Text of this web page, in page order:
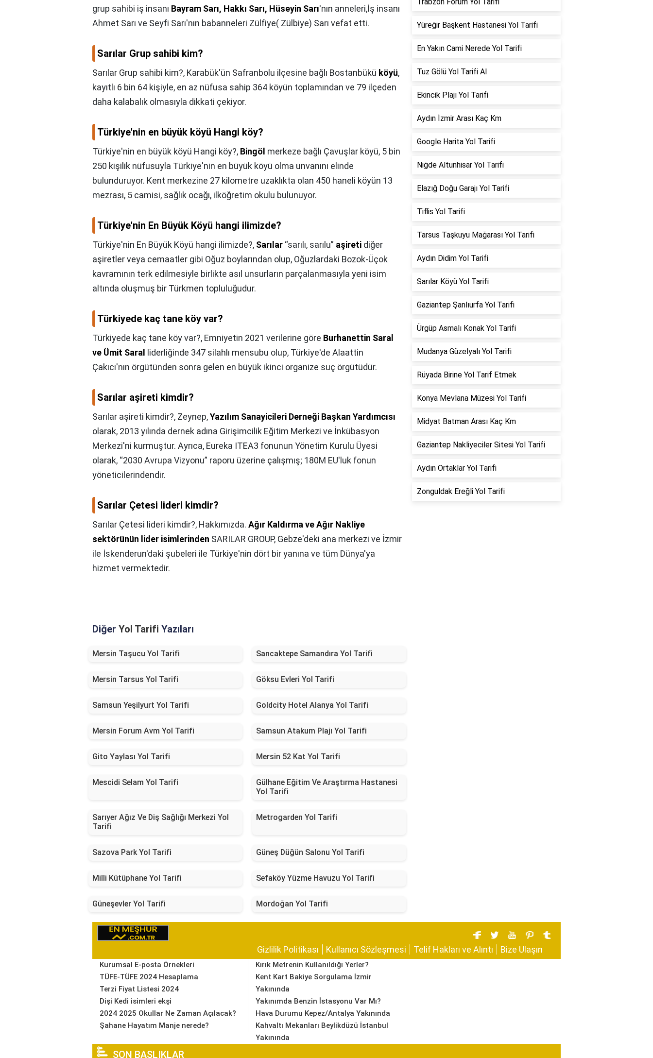
grup sahibi iş insanı Bayram Sarı, Hakkı Sarı, Hüseyin Sarı'nın anneleri,İş insanı
Ahmet Sarı ve Seyfi Sarı'nın babanneleri Zülfiye( Zülbiye) Sarı vefat etti.
Sarılar Grup sahibi kim?
Sarılar Grup sahibi kim?, Karabük'ün Safranbolu ilçesine bağlı Bostanbükü köyü,
kayıtlı 6 bin 64 kişiyle, en az nüfusa sahip 364 köyün toplamından ve 79 ilçeden
daha kalabalık olmasıyla dikkati çekiyor.
Türkiye'nin en büyük köyü Hangi köy?
Türkiye'nin en büyük köyü Hangi köy?, Bingöl merkeze bağlı Çavuşlar köyü, 5 bin
250 kişilik nüfusuyla Türkiye'nin en büyük köyü olma unvanını elinde
bulunduruyor. Kent merkezine 27 kilometre uzaklıkta olan 450 haneli köyün 13
mezrası, 5 camisi, sağlık ocağı, ilköğretim okulu bulunuyor.
Türkiye'nin En Büyük Köyü hangi ilimizde?
Türkiye'nin En Büyük Köyü hangi ilimizde?, Sarılar “sarılı, sarılu” aşireti diğer
aşiretler veya cemaatler gibi Oğuz boylarından olup, Oğuzlardaki Bozok-Üçok
kavramının terk edilmesiyle birlikte asıl unsurların parçalanmasıyla yeni isim
altında oluşmuş bir Türkmen topluluğudur.
Türkiyede kaç tane köy var?
Türkiyede kaç tane köy var?, Emniyetin 2021 verilerine göre Burhanettin Saral
ve Ümit Saral
liderliğinde 347 silahlı mensubu olup, Türkiye'de Alaattin
Çakıcı'nın örgütünden sonra gelen en büyük ikinci organize suç örgütüdür.
Sarılar aşireti kimdir?
Sarılar aşireti kimdir?, Zeynep,Yazılım Sanayicileri Derneği Başkan Yardımcısı
olarak, 2013 yılında dernek adına Girişimcilik Eğitim Merkezi ve İnkübasyon
Merkezi'ni kurmuştur. Ayrıca, Eureka ITEA3 fonunun Yönetim Kurulu Üyesi
olarak, “2030 Avrupa Vizyonu” raporu üzerine çalışmış; 180M EU'luk fonun
yöneticilerindendir.
Sarılar Çetesi lideri kimdir?
Sarılar Çetesi lideri kimdir?, Hakkımızda. Ağır Kaldırma ve Ağır Nakliye
sektörünün lider isimlerinden SARILAR GROUP, Gebze'deki ana merkezi ve İzmir
ile İskenderun'daki şubeleri ile Türkiye'nin dört bir yanına ve tüm Dünya'ya
hizmet vermektedir.
Diğer Yol Tarifi Yazıları
Mersin Taşucu Yol Tarifi Sancaktepe Samandıra Yol Tarifi
Mersin Tarsus Yol Tarifi Göksu Evleri Yol Tarifi
Samsun Yeşilyurt Yol Tarifi Goldcity Hotel Alanya Yol Tarifi
Mersin Forum Avm Yol Tarifi Samsun Atakum Plajı Yol Tarifi
Gito Yaylası Yol Tarifi Mersin 52 Kat Yol Tarifi
Mescidi Selam Yol Tarifi
Gülhane Eğitim Ve Araştırma Hastanesi
Yol Tarifi
Sarıyer Ağız Ve Diş Sağlığı Merkezi Yol
Tarifi
Metrogarden Yol Tarifi
Sazova Park Yol Tarifi Güneş Düğün Salonu Yol Tarifi
Milli Kütüphane Yol Tarifi Sefaköy Yüzme Havuzu Yol Tarifi
Güneşevler Yol Tarifi Mordoğan Yol Tarifi
Yüreğir Başkent Hastanesi Yol Tarifi
En Yakın Cami Nerede Yol Tarifi
Tuz Gölü Yol Tarifi Al
Ekincik Plajı Yol Tarifi
Aydın İzmir Arası Kaç Km
Google Harita Yol Tarifi
Niğde Altunhisar Yol Tarifi
Elazığ Doğu Garajı Yol Tarifi
Tiflis Yol Tarifi
Tarsus Taşkuyu Mağarası Yol Tarifi
Aydın Didim Yol Tarifi
Sarılar Köyü Yol Tarifi
Gaziantep Şanlıurfa Yol Tarifi
Ürgüp Asmalı Konak Yol Tarifi
Mudanya Güzelyalı Yol Tarifi
Rüyada Birine Yol Tarif Etmek
Konya Mevlana Müzesi Yol Tarifi
Midyat Batman Arası Kaç Km
Gaziantep Nakliyeciler Sitesi Yol Tarifi
Aydın Ortaklar Yol Tarifi
Zonguldak Ereğli Yol Tarifi
Gizlilik Politikası Kullanıcı Sözleşmesi Telif Hakları ve Alıntı Bize Ulaşın
Kurumsal E-posta Örnekleri
TÜFE-TÜFE 2024 Hesaplama
Terzi Fiyat Listesi 2024
Dişi Kedi isimleri ekşi
2024 2025 Okullar Ne Zaman Açılacak?
Şahane Hayatım Manje nerede?
Kırık Metrenin Kullanıldığı Yerler?
Kent Kart Bakiye Sorgulama İzmir
Yakınında
Yakınımda Benzin İstasyonu Var Mı?
Hava Durumu Kepez/Antalya Yakınında
Kahvaltı Mekanları Beylikdüzü İstanbul
Yakınında
SON BAŞLIKLAR